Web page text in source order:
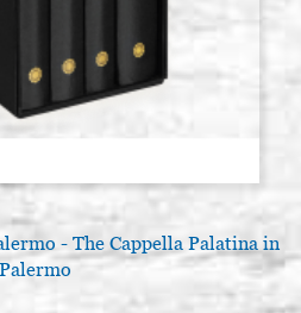
- The Cappella Palatina in